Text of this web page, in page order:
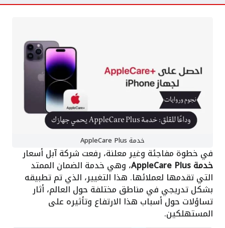
خدمة AppleCare Plus
في خطوة مفاجئة وغير معلنة، رفعت شركة آبل أسعار
خدمة AppleCare Plus ، وهي خدمة الضمان الممتد
التي تقدمها لعملائها. هذا التغيير، الذي تم تطبيقه
بشكل تدريجي في مناطق مختلفة حول العالم، أثار
تساؤلات حول أسباب هذا الارتفاع وتأثيره على
المستهلكين.